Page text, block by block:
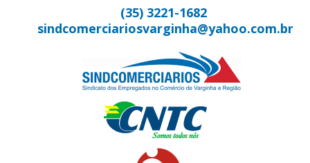
(35) 3221-1682
sindcomerciariosvarginha@yahoo.com.br